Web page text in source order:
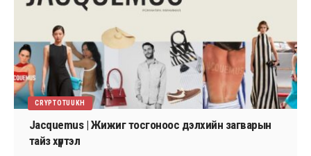
CRYPTOTUUKH
Jacquemus | Жижиг тосгоноос дэлхийн загварын
тайз хүртэл